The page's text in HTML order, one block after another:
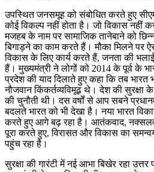
उपस्थित जनसमूह को संबोधित करते हुए
कोई विकल्प नहीं होता है। जो विकास नहीं
मजहब के नाम पर सामाजिक तानेबाने को
बिगाड़ने का काम करते हैं। मौका मिलने पर
विकास के लिए कार्य करते हैं, जनता की
हैं। मुख्यमंत्री ने लोगों को 2014 के पूर्व के
प्रदेश की याद दिलाते हुए कहा कि तब भारत
नौजवान किंकर्तव्यविमूढ़ थे। देश की
की चुनौती थी। दस वर्षों से आप सबने
बदलते भारत को भी देखा है। नया भारत
करते हुए आगे बढ़ रहा है। आतंकवाद,
पूरा करते हुए, विरासत और विकास का
पहुंच रहा है।
सुरक्षा की गारंटी में नई आभा बिखेर रहा उत्तर